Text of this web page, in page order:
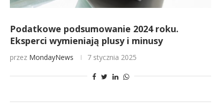
Podatkowe podsumowanie 2024 roku.
Eksperci wymieniają plusy i minusy
przez MondayNews 7 stycznia 2025